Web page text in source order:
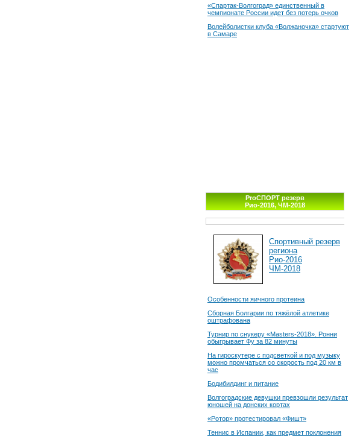
«Спартак-Волгоград» единственный в
чемпионате России идет без потерь очков
Волейболистки клуба «Волжаночка» стартуют
в Самаре
ProСПОРТ резерв
Рио-2016, ЧМ-2018
Спортивный резерв
региона
Рио-2016
ЧМ-2018
Особенности яичного протеина
Сборная Болгарии по тяжёлой атлетике
оштрафована
Турнир по снукеру «Masters-2018». Ронни
обыгрывает Фу за 82 минуты
На гироскутере с подсветкой и под музыку
можно промчаться со скорость под 20 км в
час
Бодибилдинг и питание
Волгоградские девушки превзошли результат
юношей на донских кортах
«Ротор» протестировал «Фишт»
Теннис в Испании, как предмет поклонения